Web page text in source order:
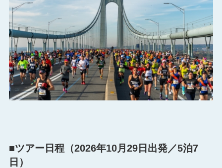
■ツアー日程（2026年10月29日出発／5泊7
日）